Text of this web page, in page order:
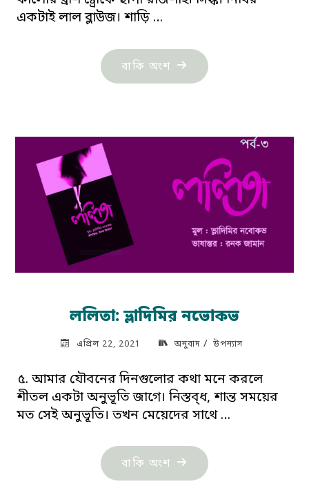
একটাই লাল ব্লাউজ। শাড়ি …
বাকি অংশ "নাহার
মনিকা:
ললিতা: ভ্লাদিমির নভোকভ
এপ্রিল 22, 2021 অনুবাদ/ উপন্যাস
৫. আমার যৌবনের দিনগুলোর কথা মনে করলে
শীতল একটা অনুভূতি জাগে। নিস্তব্ধ, শান্ত সময়ের
মত সেই অনুভূতি। তখন মেয়েদের সাথে …
বাকি অংশ "ললিতা:
ভ্লাদিমির